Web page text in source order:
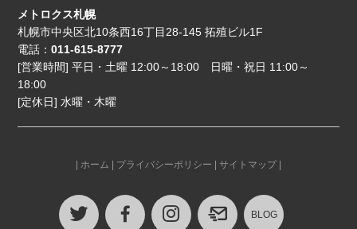
メトロクス札幌
札幌市中央区北10条西16丁目28-145 拓殖ビル1F
電話：011-615-8777
[営業時間] 平日・土曜 12:00～18:00 日曜・祝日 11:00～
18:00
[定休日] 水曜・木曜
ホーム プライバシーポリシー サイトマップ
BLOG